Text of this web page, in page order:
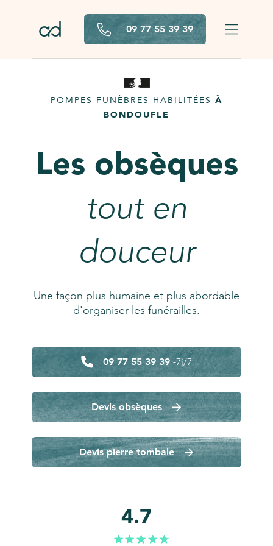
09 77 55 39 39
POMPES FUNÈBRES HABILITÉES À
BONDOUFLE
Les obsèques
tout en
douceur
Une façon plus humaine et plus abordable
d'organiser les funérailles.
09 77 55 39 39 -7j/7
Devis obsèques
Devis pierre tombale
4.7